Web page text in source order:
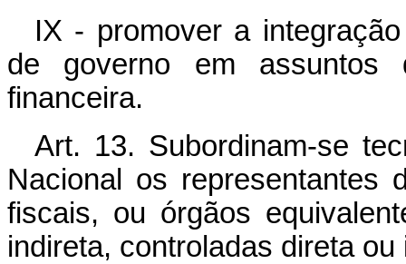
IX - promover a
de governo em assuntos
financeira.
Art. 13. Subordinam-se
Nacional os representantes
fiscais, ou órgãos
indireta, controladas direta